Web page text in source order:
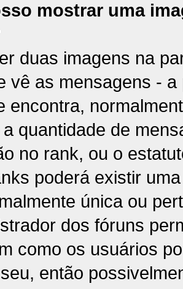
mostrar uma
duas imagens na
vê as mensagens -
encontra,
quantidade de
no rank, ou o
poderá existir
única ou
dos fóruns
como os usuários
então